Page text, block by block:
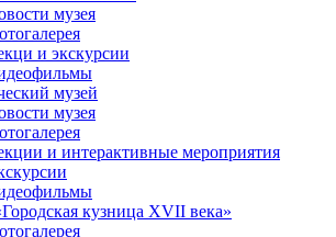
музея
и экскурсии
музей
музея
и интерактивные мероприятия
кузница XVII века»